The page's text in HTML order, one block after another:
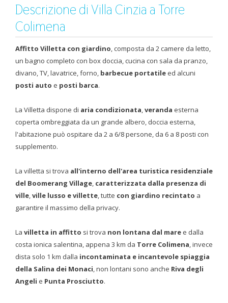
Descrizione di Villa Cinzia a Torre
Colimena
Affitto Villetta con giardino, composta da 2 camere da letto,
un bagno completo con box doccia, cucina con sala da pranzo,
divano, TV, lavatrice, forno, barbecue portatile ed alcuni
posti auto e posti barca.
La Villetta dispone di aria condizionata,veranda esterna
coperta ombreggiata da un grande albero, doccia esterna,
l'abitazione può ospitare da 2 a 6/8 persone, da 6 a 8 posti con
supplemento.
La villetta si trova all'interno dell'area turistica residenziale
del Boomerang Village, caratterizzata dalla presenza di
ville,ville lusso e villette, tutte con giardino recintato a
garantire il massimo della privacy.
La villetta in affitto si trova non lontana dal mare e dalla
costa ionica salentina, appena 3 km da Torre Colimena, invece
dista solo 1 km dalla incontaminata e incantevole spiaggia
della Salina dei Monaci, non lontani sono anche Riva degli
Angeli e Punta Prosciutto.